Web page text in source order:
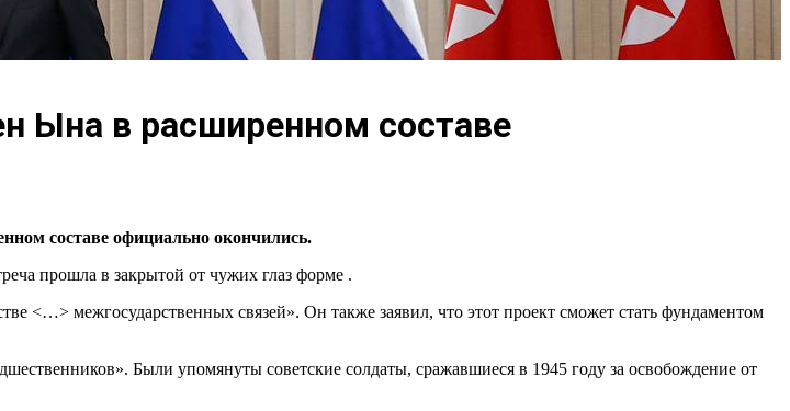
Ына в расширенном составе
составе официально окончились.
прошла в закрытой от чужих глаз форме .
<…> межгосударственных связей». Он также заявил, что этот проект сможет стать фундаментом
Были упомянуты советские солдаты, сражавшиеся в 1945 году за освобождение от